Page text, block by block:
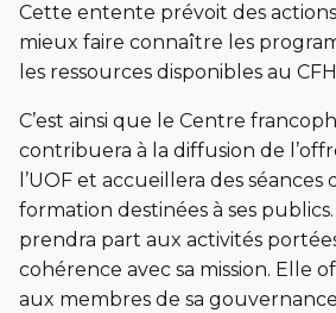
Cette entente prévoit des
mieux faire connaître les
les ressources disponibles au
C’est ainsi que le Centre
contribuera à la diffusion de
l’UOF et accueillera des
formation destinées à ses publics.
prendra part aux activités
cohérence avec sa mission. Elle
aux membres de sa gouvernance